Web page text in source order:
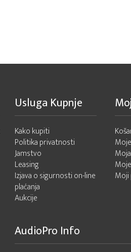
Usluga Kupnje
Kako kupiti
Politika privatnosti
Jamstvo
Leasing
Izjava o sigurnosti on-line
plaćanja
Aukcije
Moji
AudioPro Info